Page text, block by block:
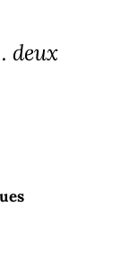
deux